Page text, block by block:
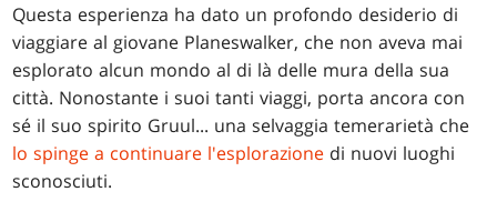
Questa esperienza ha dato un profondo desiderio di
viaggiare al giovane Planeswalker, che non aveva mai
esplorato alcun mondo al di là delle mura della sua
città. Nonostante i suoi tanti viaggi, porta ancora con
sé il suo spirito Gruul... una selvaggia temerarietà che
lo spinge a continuare l'esplorazione di nuovi luoghi
sconosciuti.